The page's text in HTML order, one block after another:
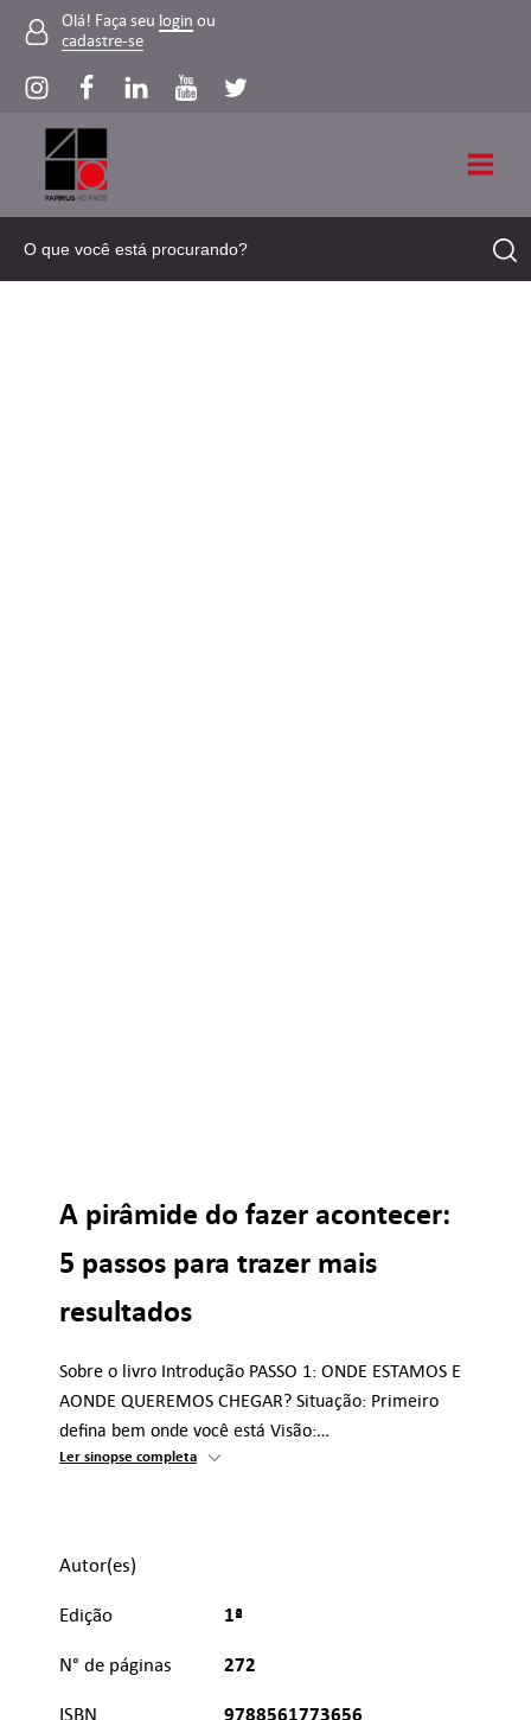
Olá! Faça seu login ou
cadastre-se
A pirâmide do fazer acontecer:
5 passos para trazer mais
resultados
Sobre o livro Introdução PASSO 1: ONDE ESTAMOS E
AONDE QUEREMOS CHEGAR? Situação: Primeiro
defina bem onde você está Visão:…
Ler sinopse completa
Autor(es)
Edição 1ª
N° de páginas 272
ISBN 9788561773656